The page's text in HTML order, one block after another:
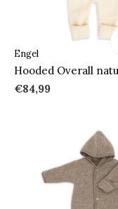
Engel
Hooded Overall
€84,99